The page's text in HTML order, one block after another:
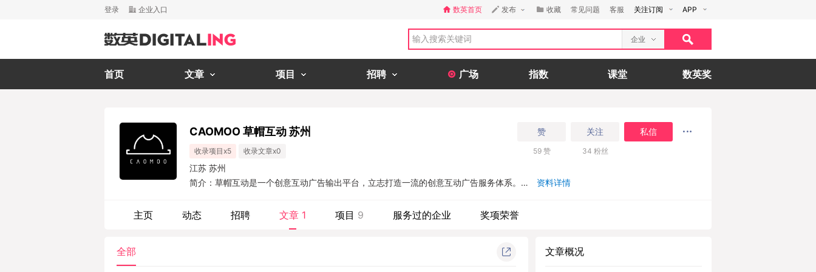
登录 企业入口 数英首页 发布 收藏 常见问题 客服 关注订阅 APP
企业
首页 文章 项目 招聘 广场 指数 课堂 数英奖
CAOMOO 草帽互动 苏州
收录项目x5 收录文章x0
赞 关注 私信
59赞 34 粉丝
江苏 苏州
简介：草帽互动是一个创意互动广告输出平台，立志打造一流的创意互动广告服务体系。我
求，从品牌营销、创意设计、互动体验、文案策划等进行多维一体有效结合。...
资料详情
主页 动态 招聘 文章 1 项目 9 服务过的企业 奖项荣誉
全部 文章概况